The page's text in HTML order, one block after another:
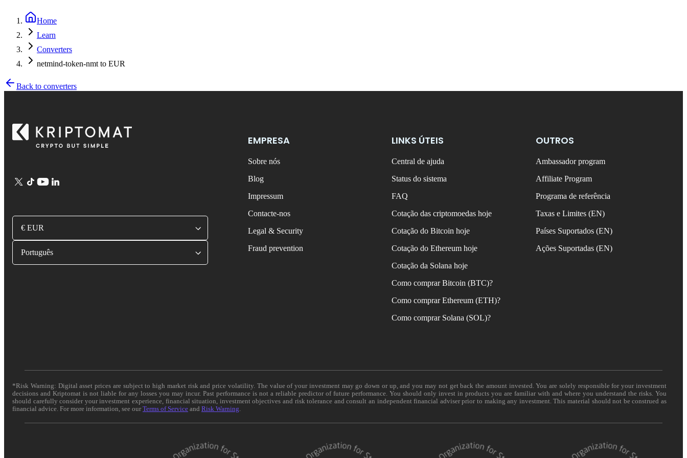
Home
Learn
Converters
netmind-token-nmt to EUR
Back to converters
€ EUR
Português
EMPRESA
Sobre nós
Blog
Impressum
Contacte-nos
Legal & Security
Fraud prevention
LINKS ÚTEIS
Central de ajuda
Status do sistema
FAQ
Cotação das criptomoedas hoje
Cotação do Bitcoin hoje
Cotação do Ethereum hoje
Cotação da Solana hoje
Como comprar Bitcoin (BTC)?
Como comprar Ethereum (ETH)?
Como comprar Solana (SOL)?
OUTROS
Ambassador program
Affiliate Program
Programa de referência
Taxas e Limites (EN)
Países Suportados (EN)
Ações Suportadas (EN)
*Risk Warning: Digital asset prices are subject to high market risk and price volatility. The value of your investment may go down or up, and you may not get back the amount invested. You are solely responsible for your investment
decisions and Kriptomat is not liable for any losses you may incur. Past performance is not a reliable predictor of future performance. You should only invest in products you are familiar with and where you understand the risks. You
should carefully consider your investment experience, financial situation, investment objectives and risk tolerance and consult an independent financial adviser prior to making any investment. This material should not be construed as
financial advice. For more information, see ourTerms of Service and Risk Warning